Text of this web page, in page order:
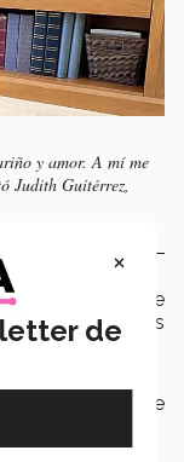
y amor. A mí me
Judith Guitérrez,
oportunidad que
los jóvenes
como
originario de Valle
semestre.
×
de